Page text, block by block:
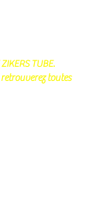
TUBE.
toutes